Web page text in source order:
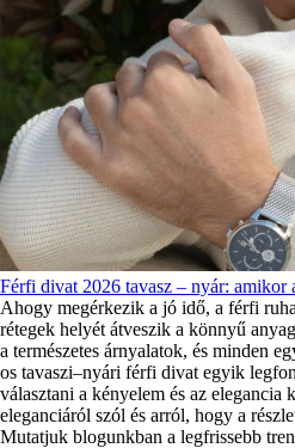
Férfi divat 2026 tavasz – nyár: amikor
Ahogy megérkezik a jó idő, a férfi
rétegek helyét átveszik a könnyű
a természetes árnyalatok, és minden
os tavaszi–nyári férfi divat egyik
választani a kényelem és az elegancia
eleganciáról szól és arról, hogy a
Mutatjuk blogunkban a legfrissebb